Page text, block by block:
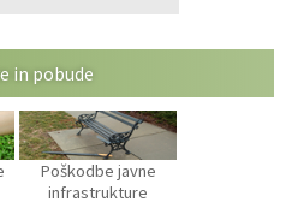
in pobude
Poškodbe javne
infrastrukture